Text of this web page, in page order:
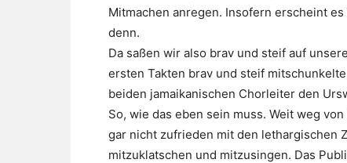
Mitmachen anregen. Insofern erscheint
denn.
Da saßen wir also brav und steif auf
ersten Takten brav und steif
beiden jamaikanischen Chorleiter den
So, wie das eben sein muss. Weit weg
gar nicht zufrieden mit den lethargischen
mitzuklatschen und mitzusingen. Das